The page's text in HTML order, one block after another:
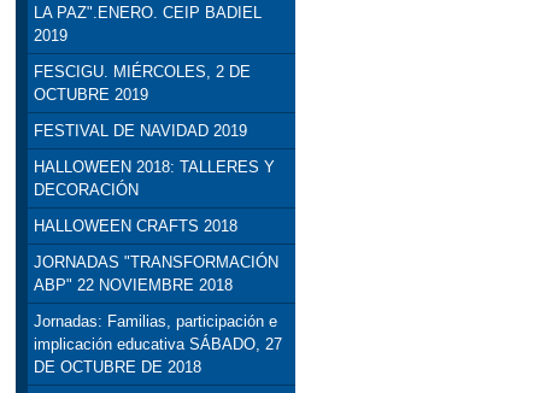
LA PAZ".ENERO. CEIP BADIEL
2019
FESCIGU. MIÉRCOLES, 2 DE
OCTUBRE 2019
FESTIVAL DE NAVIDAD 2019
HALLOWEEN 2018: TALLERES Y
DECORACIÓN
HALLOWEEN CRAFTS 2018
JORNADAS "TRANSFORMACIÓN
ABP" 22 NOVIEMBRE 2018
Jornadas: Familias, participación e
implicación educativa SÁBADO, 27
DE OCTUBRE DE 2018